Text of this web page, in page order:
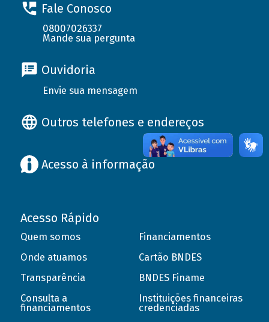
Fale Conosco
08007026337
Mande sua pergunta
Ouvidoria
Envie sua mensagem
Outros telefones e endereços
Acesso à informação
Acesso Rápido
Quem somos
Onde atuamos
Transparência
Consulta a
financiamentos
Financiamentos
Cartão BNDES
BNDES Finame
Instituições financeiras
credenciadas